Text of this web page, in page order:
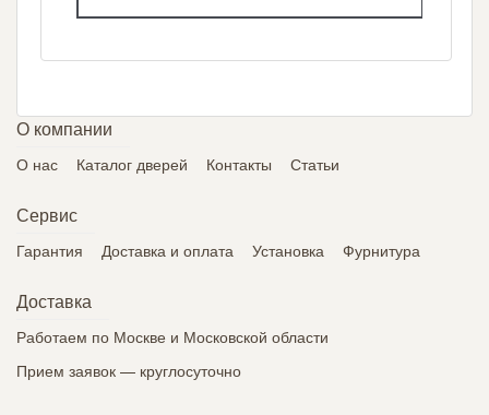
О компании
О нас Каталог дверей Контакты Статьи
Сервис
Гарантия Доставка и оплата Установка Фурнитура
Доставка
Работаем по Москве и Московской области
Прием заявок — круглосуточно